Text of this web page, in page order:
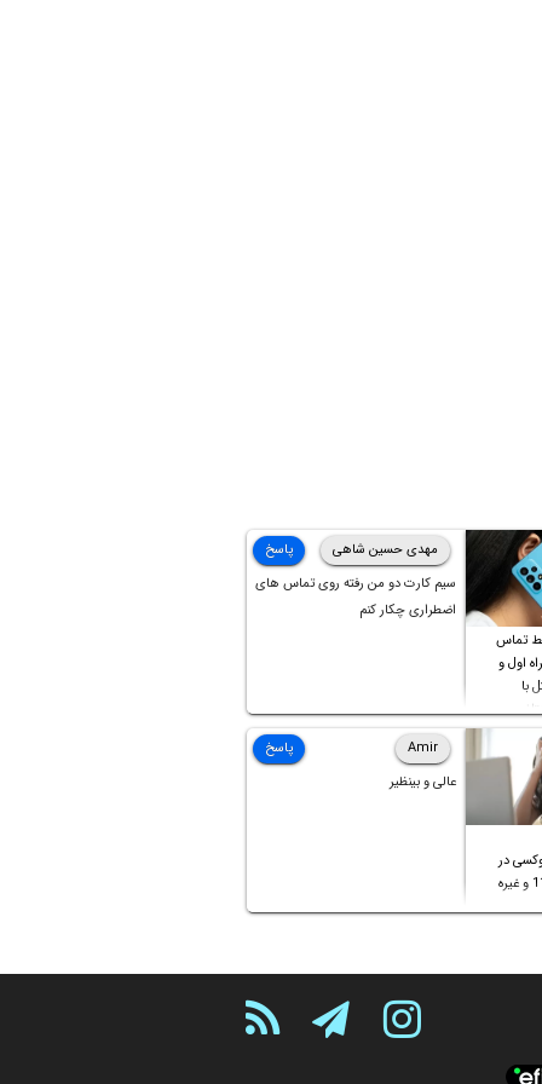
تماس
اول و
با
مهدی حسین شاهی
سیم کارت دو من رفته روی تماس های
اضطراری چکار کنم
پاسخ
در
Amir
عالی و بینظیر
پاسخ